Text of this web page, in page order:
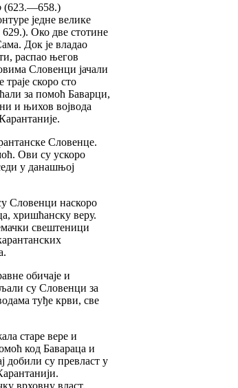
(623.—658.)
једне велике
Око две стотине
Док је владао
распао његов
Словенци јачали
скоро сто
за помоћ Баварци,
и њихов војвода
Словенце.
Ови су ускоро
у данашњој
Словенци наскоро
хришћанску веру.
свештеници
обичаје и
су Словенци за
туђе крви, све
старе вере и
код Бавараца и
добили су превласт у
врховну власт.